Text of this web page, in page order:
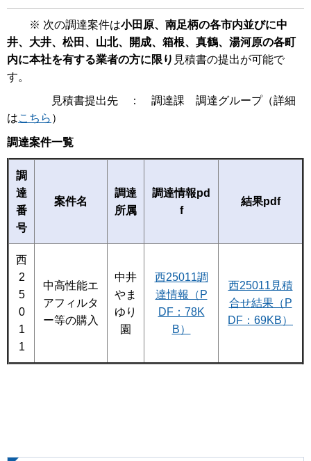
※ 次の調達案件は小田原、南足柄の各市内並びに中
井、大井、松田、山北、開成、箱根、真鶴、湯河原の各町
内に本社を有する業者の方に限り 見積書の提出が可能で
す。
見積書提出先 ： 調達課 調達グループ（詳細
はこちら ）
調達案件一覧
調
達
番
号
案件名
調達
所属
調達情報pd
f
結果pdf
西
2
5
0
1
1
中高性能エ
アフィルタ
ー等の購入
中井
やま
ゆり
園
西25011調
達情報（P
DF：78K
B）
西25011見積
合せ結果（P
DF：69KB）